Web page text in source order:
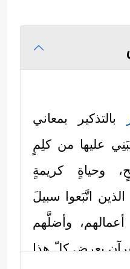
بالتذكير بمعاني
عليها من كلِمٍ
وحياةٍ كريمةٍ
اتَّبَعوا سبيلَ
وأضلَّهم
يعرض كلّ هذا